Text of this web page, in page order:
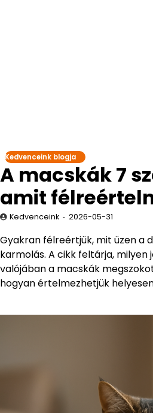
Kedvenceink blogja
A macskák 7
amit
Kedvenceink 2026-05-31
Gyakran félreértjük, mit üzen a
karmolás. A cikk feltárja,
valójában a macskák
hogyan értelmezhetjük